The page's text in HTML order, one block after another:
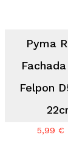
Pyma
Felpon
5,99 €